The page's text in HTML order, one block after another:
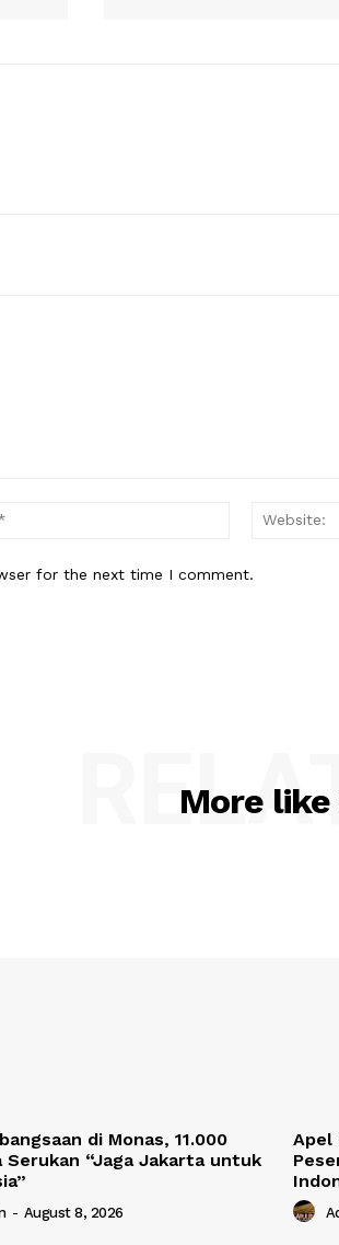
Email:*
for the next time I comment.
More
di Monas, 11.000
Serukan “Jaga Jakarta untuk
- August 8, 2026
Apel